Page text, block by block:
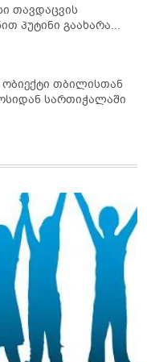
თავდაცვის
პუტინი გაახარა...
თბილისთან
ახლოს ანუ კოსმოსიდან სართიჭალაში